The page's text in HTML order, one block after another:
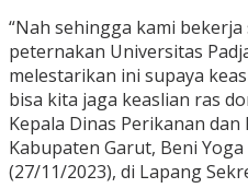
“Nah sehingga kami
peternakan Universitas
melestarikan ini supaya
bisa kita jaga keaslian ras
Kepala Dinas Perikanan
Kabupaten Garut, Beni
(27/11/2023), di Lapang